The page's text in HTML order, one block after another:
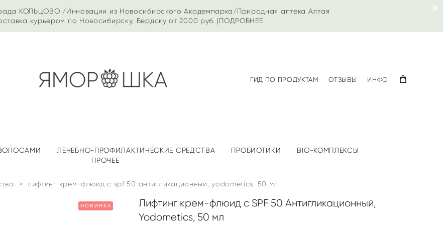
КОЛЬЦОВО /Инновации из Новосибирского Академпарка/Природная аптека Алтая
курьером по Новосибирску, Бердску от 2000 руб. |ПОДРОБНЕЕ
ГИД ПО ПРОДУКТАМ ОТЗЫВЫ ИНФО
ЛЕЧЕБНО-ПРОФИЛАКТИЧЕСКИЕ СРЕДСТВА ПРОБИОТИКИ
BIO-КОМПЛЕКСЫ
ПРОЧЕЕ
> лифтинг крем-флюид с spf 50 антигликационный, yodometics, 50 мл
НОВИНКА
Лифтинг крем-флюид с SPF 50 Антигликационный,
Yodometics, 50 мл